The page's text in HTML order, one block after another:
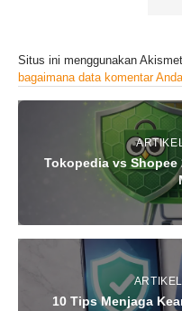
Situs ini menggunakan
bagaimana data komentar
Tokopedia vs Shopee
10 Tips Menjaga